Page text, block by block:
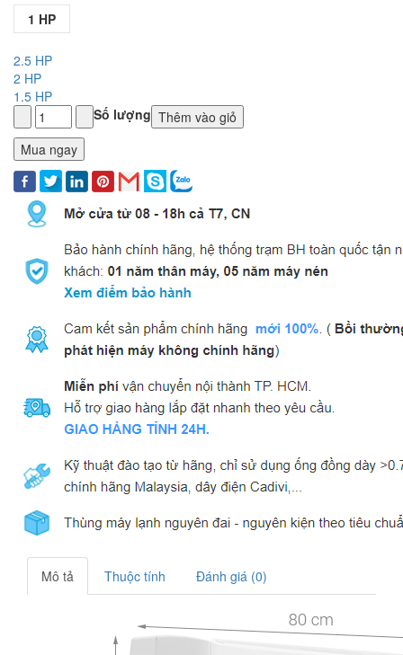
1 HP
2.5 HP
2 HP
1.5 HP
Số lượng Thêm vào giỏ
Mua ngay
Mô tả Thuộc tính Đánh giá (0)